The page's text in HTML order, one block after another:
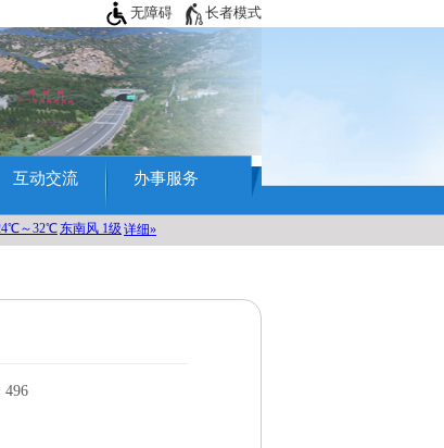
无障碍 长者模式
互动交流 办事服务
496